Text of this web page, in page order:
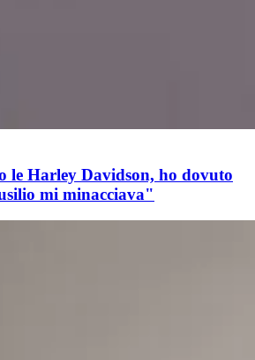
le Harley Davidson, ho dovuto
mi minacciava"